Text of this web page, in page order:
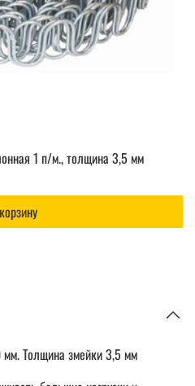
1 п/м., толщина 3,5 мм
Толщина змейки 3,5 мм